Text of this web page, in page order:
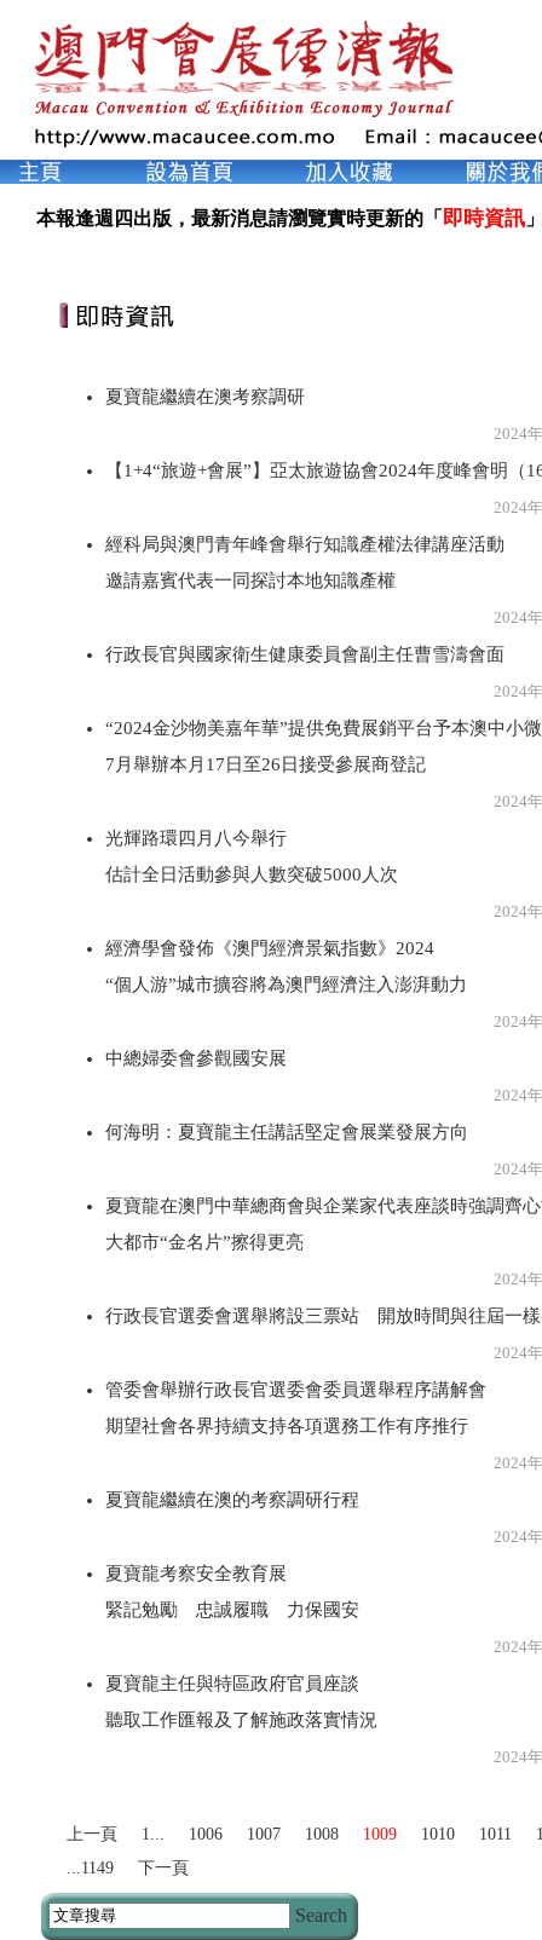
本報逢週四出版，最新消息請瀏覽實時更新的「 即時資訊
夏寶龍繼續在澳考察調研
2024年5月15
【1+4“旅遊+會展”】亞太旅遊協會2024年度峰會明（
2024年5月15
經科局與澳門青年峰會舉行知識產權法律講座活動
邀請嘉賓代表一同探討本地知識產權
2024年5月15
行政長官與國家衛生健康委員會副主任曹雪濤會面
2024年5月15
“2024金沙物美嘉年華”提供免費展銷平台予本澳中小
7月舉辦本月17日至26日接受參展商登記
2024年5月15
光輝路環四月八今舉行
估計全日活動參與人數突破5000人次
2024年5月15
經濟學會發佈《澳門經濟景氣指數》2024
“個人游”城市擴容將為澳門經濟注入澎湃動力
2024年5月15
中總婦委會參觀國安展
2024年5月15
何海明：夏寶龍主任講話堅定會展業發展方向
2024年5月15
夏寶龍在澳門中華總商會與企業家代表座談時強調齊
大都市“金名片”擦得更亮
2024年5月15
行政長官選委會選舉將設三票站 開放時間與往屆一樣
2024年5月14
管委會舉辦行政長官選委會委員選舉程序講解會
期望社會各界持續支持各項選務工作有序推行
2024年5月14
夏寶龍繼續在澳的考察調研行程
2024年5月14
夏寶龍考察安全教育展
緊記勉勵 忠誠履職 力保國安
2024年5月14
夏寶龍主任與特區政府官員座談
聽取工作匯報及了解施政落實情況
2024年5月14
上一頁 1... 1006 1007 1008 1009 1010 1011
...1149
下一頁
Search